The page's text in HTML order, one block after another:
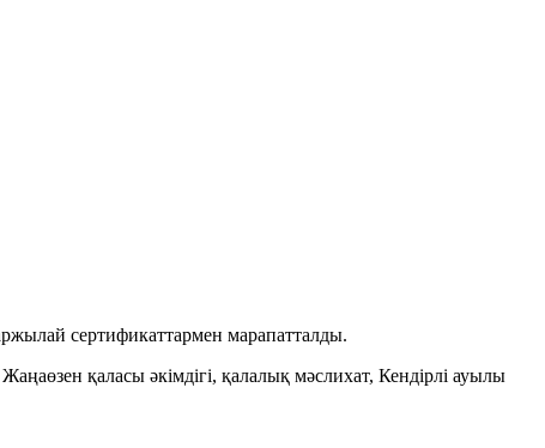
сертификаттармен марапатталды.
қаласы әкімдігі, қалалық мәслихат, Кендірлі ауылы